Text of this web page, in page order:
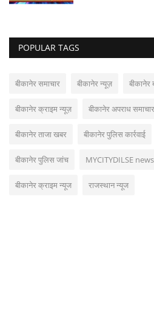
POPULAR TAGS
बीकानेर समाचार बीकानेर न्यूज़ बीकानेर
बीकानेर क्राइम न्यूज़ बीकानेर अपराध समाचार
बीकानेर ताजा खबर बीकानेर पुलिस कार्रवाई
बीकानेर पुलिस जांच MYCITYDILSE news
बीकानेर क्राइम न्यूज राजस्थान न्यूज